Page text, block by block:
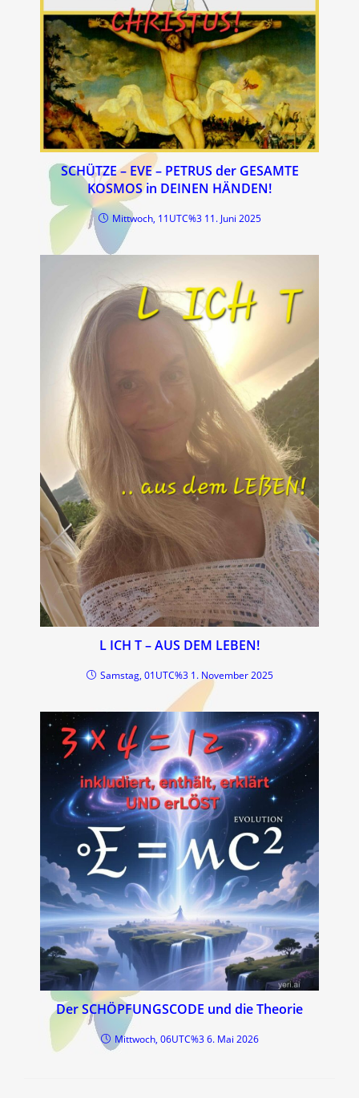
SCHÜTZE – EVE – PETRUS der GESAMTE
KOSMOS in DEINEN HÄNDEN!
Mittwoch, 11UTC%3 11. Juni 2025
L ICH T – AUS DEM LEBEN!
Samstag, 01UTC%3 1. November 2025
Der SCHÖPFUNGSCODE und die Theorie
Mittwoch, 06UTC%3 6. Mai 2026